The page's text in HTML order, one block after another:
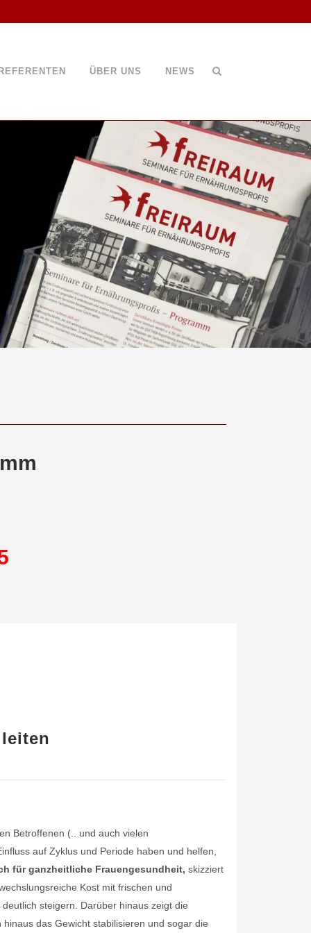
ÜBER UNS NEWS
Betroffenen (.. und auch vielen
auf Zyklus und Periode haben und helfen,
für ganzheitliche Frauengesundheit, skizziert
Kost mit frischen und
steigern. Darüber hinaus zeigt die
das Gewicht stabilisieren und sogar die